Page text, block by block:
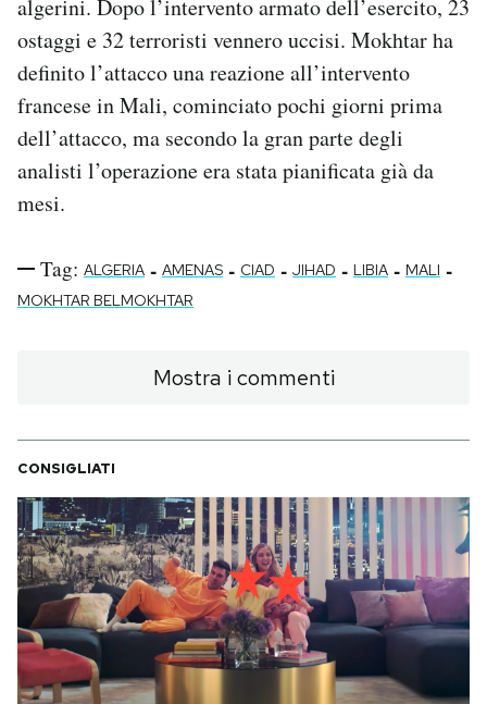
algerini. Dopo l’intervento armato dell’esercito, 23
ostaggi e 32 terroristi vennero uccisi. Mokhtar ha
definito l’attacco una reazione all’intervento
francese in Mali, cominciato pochi giorni prima
dell’attacco, ma secondo la gran parte degli
analisti l’operazione era stata pianificata già da
mesi.
Tag: ALGERIA - AMENAS - CIAD - JIHAD - LIBIA - MALI -
MOKHTAR BELMOKHTAR
Mostra i commenti
CONSIGLIATI